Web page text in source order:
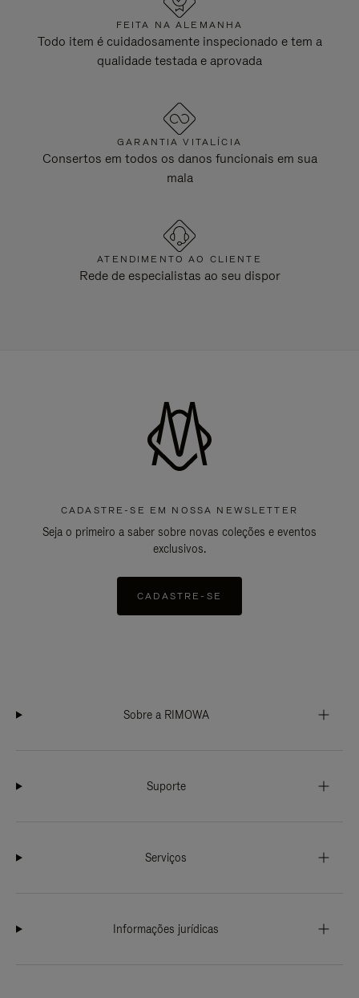
FEITA NA ALEMANHA
Todo item é cuidadosamente inspecionado e tem a
qualidade testada e aprovada
GARANTIA VITALÍCIA
Consertos em todos os danos funcionais em sua
mala
ATENDIMENTO AO CLIENTE
Rede de especialistas ao seu dispor
CADASTRE-SE EM NOSSA NEWSLETTER
Seja o primeiro a saber sobre novas coleções e eventos
exclusivos.
CADASTRE-SE
Sobre a RIMOWA
Suporte
Serviços
Informações jurídicas